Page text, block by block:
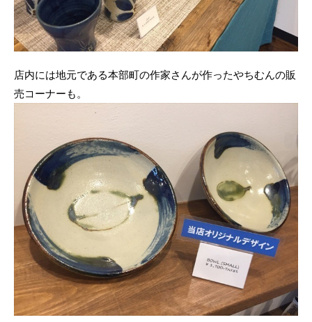
店内には地元である本部町の作家さんが作ったやちむんの販
売コーナーも。